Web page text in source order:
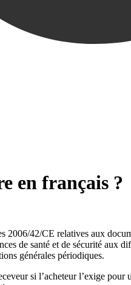
en français ?
2006/42/CE relatives aux
de santé et de sécurité aux
générales périodiques.
si l’acheteur l’exige pour